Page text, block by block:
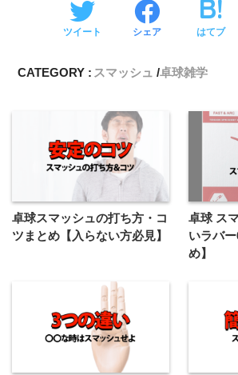
ツイート シェア はてブ
CATEGORY : スマッシュ 卓球雑学
卓球スマッシュの打ち方・コ
ツまとめ【入らない方必見】
卓球 ス
いラバ
め】